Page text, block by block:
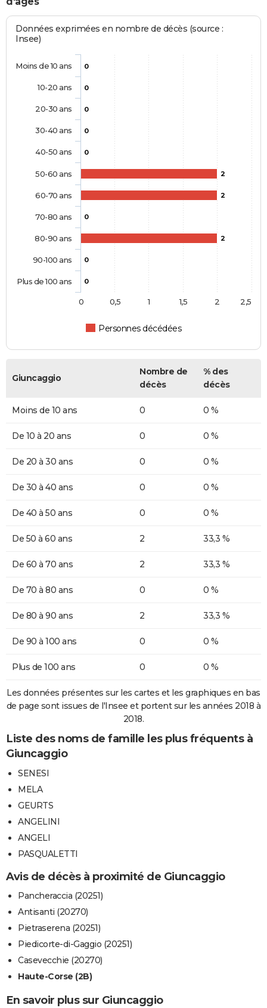
Données exprimées en nombre de décès (source :
Insee)
0
0
0
0
0
2
2
0
2
0
0
Personnes décédées
Moins de 10 ans
10-20 ans
20-30 ans
30-40 ans
40-50 ans
50-60 ans
60-70 ans
70-80 ans
80-90 ans
90-100 ans
Plus de 100 ans
0 0,5 1 1,5 2 2,5
Giuncaggio
Nombre de
décès
% des
décès
Moins de 10 ans 0 0 %
De 10 à 20 ans 0 0 %
De 20 à 30 ans 0 0 %
De 30 à 40 ans 0 0 %
De 40 à 50 ans 0 0 %
De 50 à 60 ans 2 33,3 %
De 60 à 70 ans 2 33,3 %
De 70 à 80 ans 0 0 %
De 80 à 90 ans 2 33,3 %
De 90 à 100 ans 0 0 %
Plus de 100 ans 0 0 %
Les données présentes sur les cartes et les graphiques en bas
de page sont issues de l'Insee et portent sur les années 2018 à
2018.
Liste des noms de famille les plus fréquents à
Giuncaggio
SENESI
MELA
GEURTS
ANGELINI
ANGELI
PASQUALETTI
Avis de décès à proximité de Giuncaggio
Pancheraccia (20251)
Antisanti (20270)
Pietraserena (20251)
Piedicorte-di-Gaggio (20251)
Casevecchie (20270)
Haute-Corse (2B)
En savoir plus sur Giuncaggio